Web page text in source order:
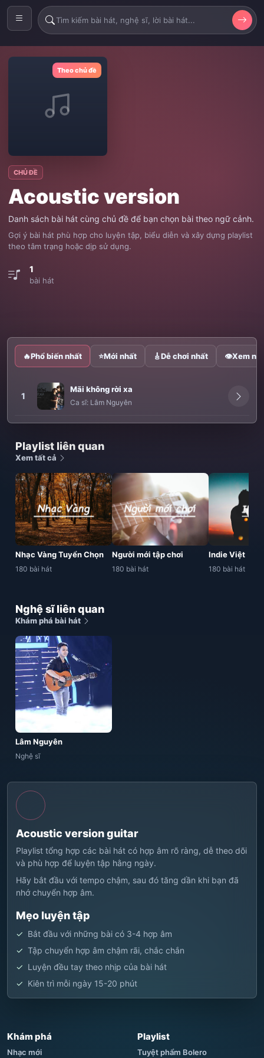
Theo chủ đề
CHỦ ĐỀ
Acoustic version
Danh sách bài hát cùng chủ đề để bạn chọn bài theo ngữ cảnh.
Gợi ý bài hát phù hợp cho luyện tập, biểu diễn và xây dựng playlist
theo tâm trạng hoặc dịp sử dụng.
1
bài hát
🔥Phổ biến nhất ⭐Mới nhất 🎸Dễ chơi nhất 👁Xem
1
Mãi không rời xa
Ca sĩ: Lâm Nguyên
Playlist liên quan
Xem tất cả
Nhạc Vàng Tuyển Chọn
180 bài hát
Người mới tập chơi
180 bài hát
Indie Việt
180 bài hát
Nghệ sĩ liên quan
Khám phá bài hát
Lâm Nguyên
Nghệ sĩ
Acoustic version guitar
Playlist tổng hợp các bài hát có hợp âm rõ ràng, dễ theo dõi
và phù hợp để luyện tập hằng ngày.
Hãy bắt đầu với tempo chậm, sau đó tăng dần khi bạn đã
nhớ chuyển hợp âm.
Mẹo luyện tập
Bắt đầu với những bài có 3-4 hợp âm
Tập chuyển hợp âm chậm rãi, chắc chắn
Luyện đều tay theo nhịp của bài hát
Kiên trì mỗi ngày 15-20 phút
Khám phá
Nhạc mới
Playlist
Tuyệt phẩm Bolero